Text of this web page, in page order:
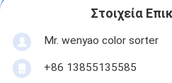
Στοιχεία
Mr. wenyao color sorter
+86 13855135585